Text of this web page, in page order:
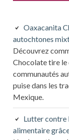
Oaxacanita
autochtones
Découvrez
Chocolate tire le
communautés
puise dans les
Mexique.
Lutter contre
alimentaire